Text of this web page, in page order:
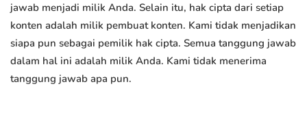
jawab menjadi milik Anda. Selain itu, hak cipta dari setiap
konten adalah milik pembuat konten. Kami tidak menjadikan
siapa pun sebagai pemilik hak cipta. Semua tanggung jawab
dalam hal ini adalah milik Anda. Kami tidak menerima
tanggung jawab apa pun.